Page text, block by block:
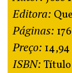
Editora:
Páginas: 176
Preço:
ISBN: